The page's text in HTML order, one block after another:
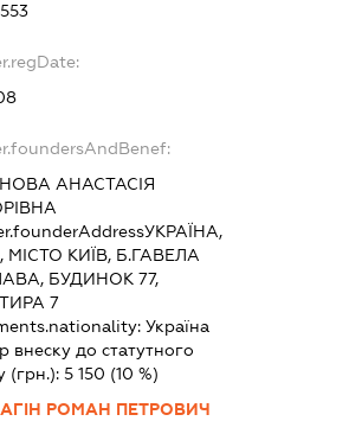
АНАСТАСІЯ
УКРАЇНА,
МІСТО КИЇВ, Б.ГАВЕЛА
БУДИНОК 77,
7
Україна
внеску до статутного
(грн.):5 150 (10 %)
РОМАН ПЕТРОВИЧ